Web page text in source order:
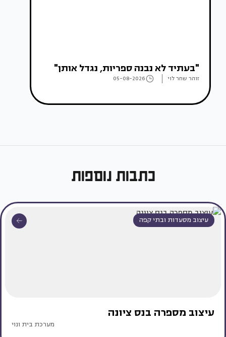
"בעתיד לא נבנה ספריות, נגדל אותן"
זוהר שחר לוי 05-08-2026
כתבות נוספות
עיצוב מסעדות ובתי קפה
עיצוב מספרה בנס ציונה
מערכת בית ונוי